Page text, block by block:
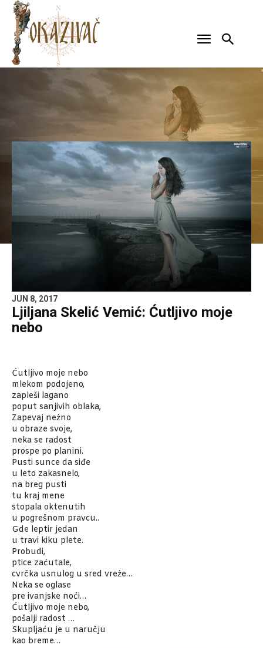
JUN 8, 2017
Ljiljana Skelić Vemić: Ćutljivo moje
nebo
Ćutljivo moje nebo
mlekom podojeno,
zapleši lagano
poput sanjivih oblaka,
Zapevaj neżno
u obraze svoje,
neka se radost
prospe po planini.
Pusti sunce da siđe
u leto zakasnelo,
na breg pusti
tu kraj mene
stopala oktenutih
u pogrešnom pravcu..
Gde leptir jedan
u travi kiku plete.
Probudi,
ptice zaćutale,
cvrčka usnulog u sred vreże…
Neka se oglase
pre ivanjske noći…
Ćutljivo moje nebo,
pošalji radost …
Skupljaću je u naručju
kao breme…